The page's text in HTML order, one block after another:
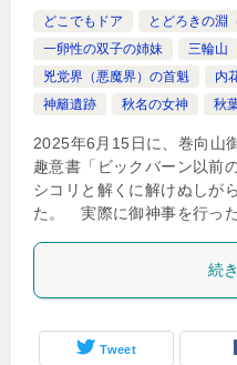
どこでもドア
とどろきの淵
一卵性の双子の姉妹
三輪山
兇党界（悪魔界）の首魁
内
神籬遺跡
秋名の女神 秋
2025年6月15日に、巻向山
趣意書「ビックバーン以前
シコリと解くに解けぬしが
た。 実際に御神事を行っ
続
Tweet